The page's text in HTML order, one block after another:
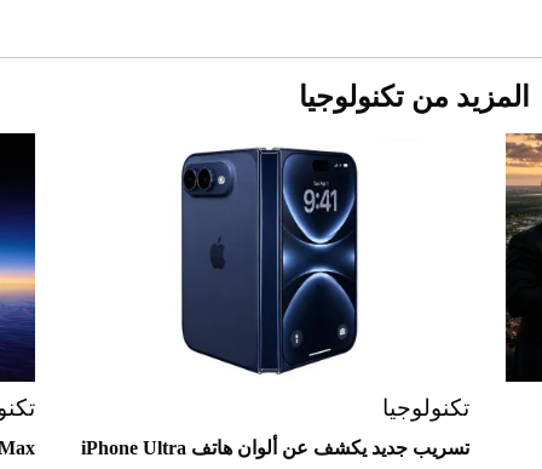
Aston Martin Valiant: على هوى الأبطال
المزيد من تكنولوجيا
تكنولوجيا
تسريب جديد يكشف عن ألوان هاتف iPhone Ultra